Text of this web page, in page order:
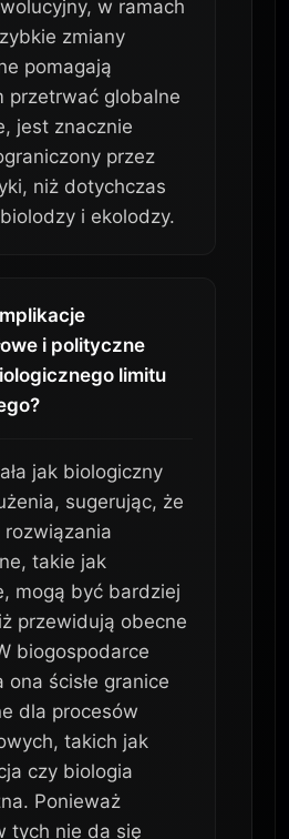
w ramach
zmiany
pomagają
przetrwać globalne
jest znacznie
przez
niż dotychczas
i ekolodzy.
i polityczne
limitu
jak biologiczny
sugerując, że
rozwiązania
takie jak
mogą być bardziej
przewidują obecne
biogospodarce
ona ścisłe granice
dla procesów
takich jak
czy biologia
Ponieważ
tych nie da się